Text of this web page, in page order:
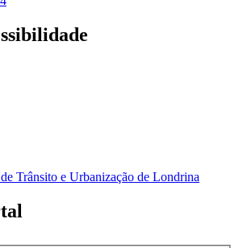
Trânsito e Urbanização de Londrina